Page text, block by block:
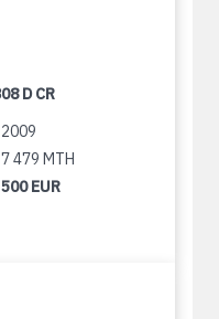
D CR
479 MTH
EUR